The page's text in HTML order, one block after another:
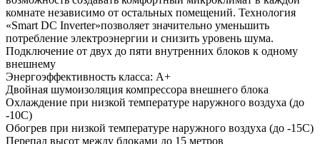
комнате независимо от остальных помещений. Технология
«Smart DC Inverter»позволяет значительно уменьшить
потребление электроэнергии и снизить уровень шума.
Подключение от двух до пяти внутренних блоков к одному
внешнему
Энергоэффективность класса: А+
Двойная шумоизоляция компрессора внешнего блока
Охлаждение при низкой температуре наружного воздуха (до
-10C)
Обогрев при низкой температуре наружного воздуха (до -15C)
Перепад высот между блоками до 15 метров